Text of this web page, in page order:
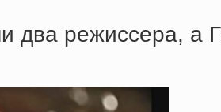
двa peжиccepa, a